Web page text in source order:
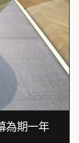
為期一年